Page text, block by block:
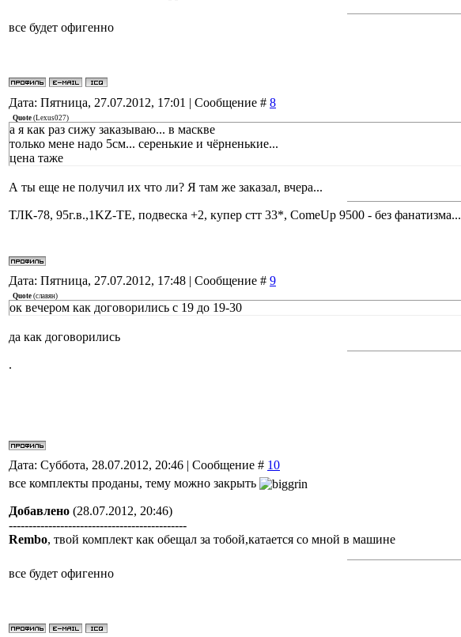
все будет офигенно
Дата: Пятница, 27.07.2012, 17:01 | Сообщение # 8
Quote (Lexus027)
а я как раз сижу заказываю... в маскве
только мене надо 5см... серенькие и чёрненькие...
цена таже
А ты еще не получил их что ли? Я там же заказал, вчера...
ТЛК-78, 95г.в.,1KZ-TE, подвеска +2, купер стт 33*, ComeUp 9500 - без фанатизма...
Дата: Пятница, 27.07.2012, 17:48 | Сообщение # 9
Quote (славян)
ок вечером как договорились с 19 до 19-30
да как договорились
.
Дата: Суббота, 28.07.2012, 20:46 | Сообщение # 10
все комплекты проданы, тему можно закрыть
Добавлено (28.07.2012, 20:46)
---------------------------------------------
Rembo, твой комплект как обещал за тобой,катается со мной в машине
все будет офигенно